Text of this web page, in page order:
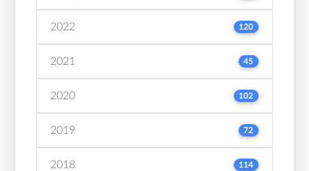
2022 120
2021 45
2020 102
2019 72
2018 114